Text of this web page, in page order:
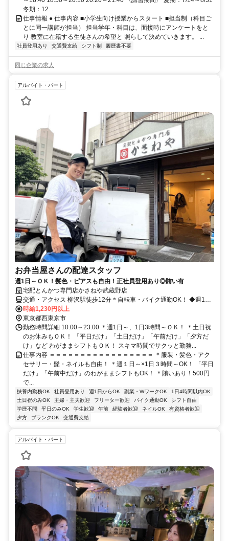
冬期：12...
仕事情報 ● 仕事内容 ■小学生向け授業からスタート ■担当制（科目ご
とに同一講師が担当） 担当学年・科目は、面接時にアンケートをと
り 教室に在籍する生徒さんの希望と 照らして決めていきます。 ...
社員登用あり 交通費支給 シフト制 履歴書不要
同じ企業の求人
アルバイト・パート
お弁当屋さんの配達スタッフ
週1日～ＯＫ！髪色・ピアスも自由！正社員登用あり◎賄い有
宅配とんかつ専門店かさねや武蔵野店
交通・アクセス 柳沢駅徒歩12分＊自転車・バイク通勤OK！ ◆週1日
～1日3時間～OK◆食事補助（お弁当）あり◆服装・髪色・ピアスも
自由◆正社員登用あり
時給1,230円以上
東京都西東京市
勤務時間詳細 10:00～23:00 ＊週1日～、1日3時間～ＯＫ！ ＊土日祝
のお休みもＯＫ！ 「平日だけ」「土日だけ」「午前だけ」「夕方だ
け」など わがままシフトもＯＫ！ スキマ時間でサクッと勤務...
仕事内容 ＝＝＝＝＝＝＝＝＝＝＝＝＝＝＝＝＝ ＊服装・髪色・アク
セサリー・髭・ネイルも自由！ ＊週１日～×1日３時間～OK！ 「平日
だけ」「午前中だけ」のわがままシフトもOK！ ＊賄いあり！500円
で...
扶養内勤務OK 社員登用あり 週1日からOK 副業・WワークOK
1日4時間以内OK
土日祝のみOK
主婦・主夫歓迎 フリーター歓迎 バイク通勤OK
シフト自由
学歴不問
平日のみOK 学生歓迎 午前 経験者歓迎 ネイルOK
有資格者歓迎
夕方
ブランクOK 交通費支給
アルバイト・パート